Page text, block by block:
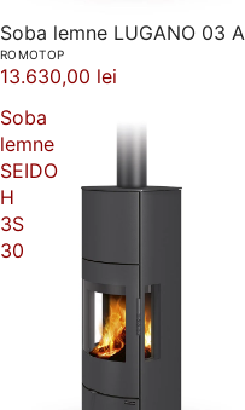
Soba lemne LUGANO 03 A
ROMOTOP
13.630,00 lei
Soba
lemne
SEIDO
H
3S
30